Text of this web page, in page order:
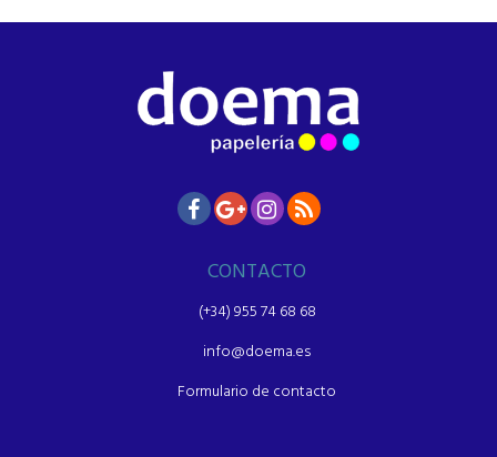
CONTACTO
(+34) 955 74 68 68
info@doema.es
Formulario de contacto